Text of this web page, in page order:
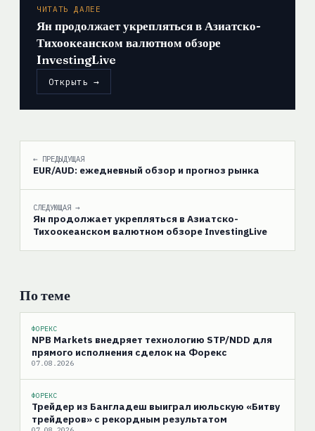
ЧИТАТЬ ДАЛЕЕ
Ян продолжает укрепляться в Азиатско-
Тихоокеанском валютном обзоре
InvestingLive
Открыть →
← ПРЕДЫДУЩАЯ
EUR/AUD: ежедневный обзор и прогноз рынка
СЛЕДУЮЩАЯ →
Ян продолжает укрепляться в Азиатско-
Тихоокеанском валютном обзоре InvestingLive
По теме
ФОРЕКС
NPB Markets внедряет технологию STP/NDD для
прямого исполнения сделок на Форекс
07.08.2026
ФОРЕКС
Трейдер из Бангладеш выиграл июльскую «Битву
трейдеров» с рекордным результатом